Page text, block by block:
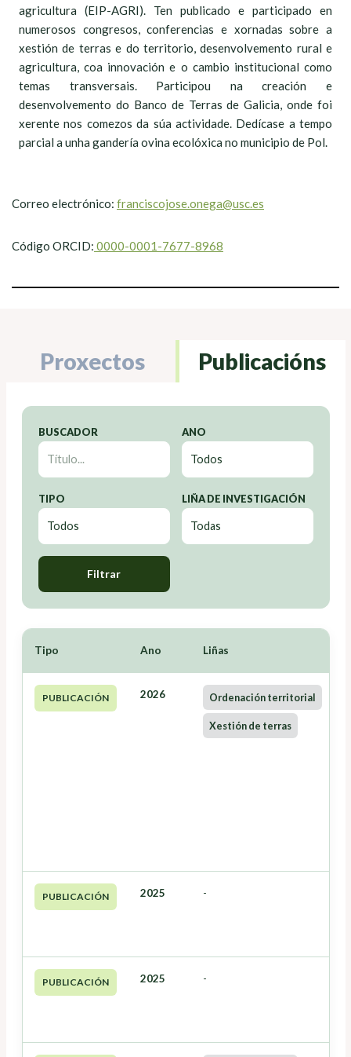
agricultura (EIP-AGRI). Ten publicado e participado en
numerosos congresos, conferencias e xornadas sobre a
xestión de terras e do territorio, desenvolvemento rural e
agricultura, coa innovación e o cambio institucional como
temas transversais. Participou na creación e
desenvolvemento do Banco de Terras de Galicia, onde foi
xerente nos comezos da súa actividade. Dedícase a tempo
parcial a unha gandería ovina ecolóxica no municipio de Pol.
Correo electrónico: franciscojose.onega@usc.es
Código ORCID: 0000-0001-7677-8968
Proxectos Publicacións
BUSCADOR ANO
TIPO LIÑA DE INVESTIGACIÓN
Filtrar
Tipo Ano Liñas
PUBLICACIÓN 2026 Ordenación territorial
Xestión de terras
PUBLICACIÓN 2025 -
PUBLICACIÓN 2025 -